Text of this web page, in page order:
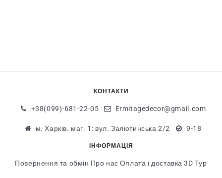
КОНТАКТИ
+38(099)-681-22-05 Ermitagedecor@gmail.com
м. Харків. маг. 1: вул. Залютинська 2/2 9-18
ІНФОРМАЦІЯ
Повернення та обмін Про нас Оплата і доставка 3D Тур